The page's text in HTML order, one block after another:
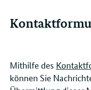
Mithilfe des
können Sie